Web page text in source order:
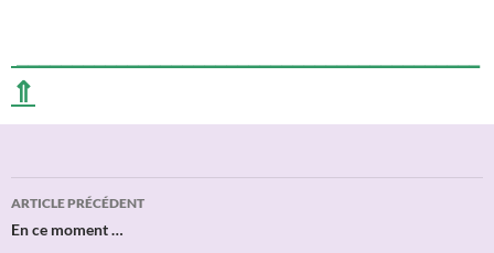
⇑
Navigation
des
ARTICLE PRÉCÉDENT
En ce moment …